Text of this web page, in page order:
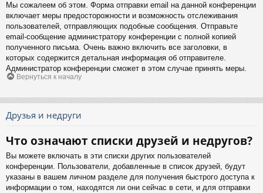
Мы сожалеем об этом. Форма отправки email на данной конференции
включает меры предосторожности и возможность отслеживания
пользователей, отправляющих подобные сообщения. Отправьте
email-сообщение администратору конференции с полной копией
полученного письма. Очень важно включить все заголовки, в
которых содержится детальная информация об отправителе.
Администратор конференции сможет в этом случае принять меры.
Вернуться к началу
Друзья и недруги
Что означают списки друзей и недругов?
Вы можете включать в эти списки других пользователей
конференции. Пользователи, добавленные в список друзей, будут
указаны в вашем личном разделе для получения быстрого доступа к
информации о том, находятся ли они сейчас в сети, и для отправки